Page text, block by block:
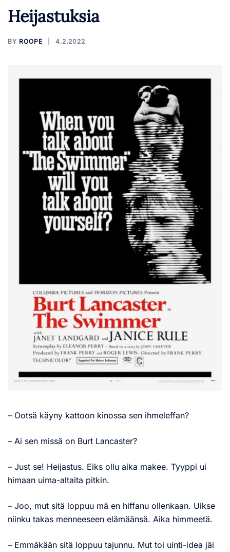
Heijastuksia
BY ROOPE 4.2.2022
– Ootsä käyny kattoon kinossa sen ihmeleffan?
– Ai sen missä on Burt Lancaster?
– Just se! Heijastus. Eiks ollu aika makee. Tyyppi ui
himaan uima-altaita pitkin.
– Joo, mut sitä loppuu mä en hiffanu ollenkaan. Uikse
niinku takas menneeseen elämäänsä. Aika himmeetä.
– Emmäkään sitä loppuu tajunnu. Mut toi uinti-idea jäi